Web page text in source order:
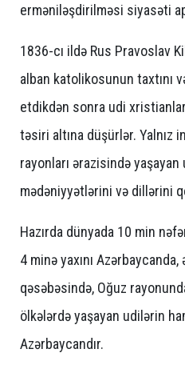
erməniləşdirilməsi siyasəti
1836-cı ildə Rus Pravoslav
alban katolikosunun taxtını
etdikdən sonra udi
təsiri altına düşürlər. Yalnız
rayonları ərazisində
mədəniyyətlərini və dillərini
Hazırda dünyada 10 min
4 minə yaxını
qəsəbəsində, Oğuz
ölkələrdə yaşayan udilərin
Azərbaycandır.